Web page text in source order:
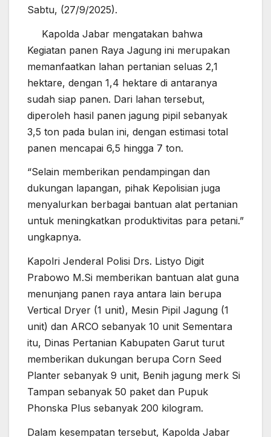
Sabtu, (27/9/2025).
Kapolda Jabar mengatakan bahwa
Kegiatan panen Raya Jagung ini merupakan
memanfaatkan lahan pertanian seluas 2,1
hektare, dengan 1,4 hektare di antaranya
sudah siap panen. Dari lahan tersebut,
diperoleh hasil panen jagung pipil sebanyak
3,5 ton pada bulan ini, dengan estimasi total
panen mencapai 6,5 hingga 7 ton.
“Selain memberikan pendampingan dan
dukungan lapangan, pihak Kepolisian juga
menyalurkan berbagai bantuan alat pertanian
untuk meningkatkan produktivitas para petani.”
ungkapnya.
Kapolri Jenderal Polisi Drs. Listyo Digit
Prabowo M.Si memberikan bantuan alat guna
menunjang panen raya antara lain berupa
Vertical Dryer (1 unit), Mesin Pipil Jagung (1
unit) dan ARCO sebanyak 10 unit Sementara
itu, Dinas Pertanian Kabupaten Garut turut
memberikan dukungan berupa Corn Seed
Planter sebanyak 9 unit, Benih jagung merk Si
Tampan sebanyak 50 paket dan Pupuk
Phonska Plus sebanyak 200 kilogram.
Dalam kesempatan tersebut, Kapolda Jabar